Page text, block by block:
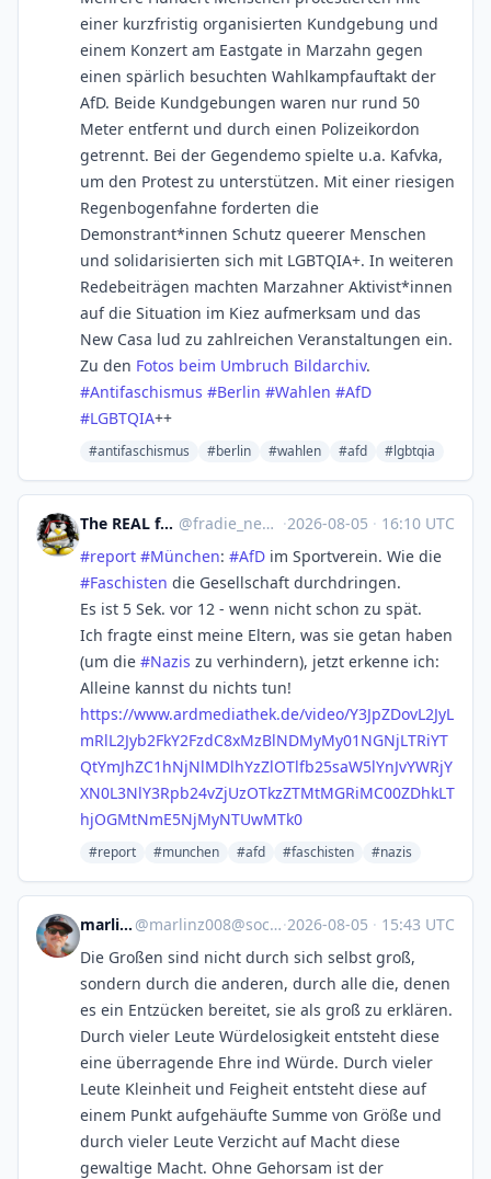
einer kurzfristig organisierten Kundgebung und
einem Konzert am Eastgate in Marzahn gegen
einen spärlich besuchten Wahlkampfauftakt der
AfD. Beide Kundgebungen waren nur rund 50
Meter entfernt und durch einen Polizeikordon
getrennt. Bei der Gegendemo spielte u.a. Kafvka,
um den Protest zu unterstützen. Mit einer riesigen
Regenbogenfahne forderten die
Demonstrant*innen Schutz queerer Menschen
und solidarisierten sich mit LGBTQIA+. In weiteren
Redebeiträgen machten Marzahner Aktivist*innen
auf die Situation im Kiez aufmerksam und das
New Casa lud zu zahlreichen Veranstaltungen ein.
Zu den Fotos beim Umbruch Bildarchiv.
#Antifaschismus #Berlin #Wahlen #AfD
#LGBTQIA++
#antifaschismus #berlin #wahlen #afd #lgbtqia
The REAL fradie 💚☕💻🤎🏳️‍🌈 @fradie_new@mastodon.social ·2026-08-05 · 16:10 UTC
#report #München: #AfD im Sportverein. Wie die
#Faschisten die Gesellschaft durchdringen.
Es ist 5 Sek. vor 12 - wenn nicht schon zu spät.
Ich fragte einst meine Eltern, was sie getan haben
(um die #Nazis zu verhindern), jetzt erkenne ich:
Alleine kannst du nichts tun!
https://www.ardmediathek.de/video/Y3JpZDovL2JyL
mRlL2Jyb2FkY2FzdC8xMzBlNDMyMy01NGNjLTRiYT
QtYmJhZC1hNjNlMDlhYzZlOTlfb25saW5lYnJvYWRjY
XN0L3NlY3Rpb24vZjUzOTkzZTMtMGRiMC00ZDhkLT
hjOGMtNmE5NjMyNTUwMTk0
#report #munchen #afd #faschisten #nazis
marlinz008 @marlinz008@social.tchncs.de ·2026-08-05 · 15:43 UTC
Die Großen sind nicht durch sich selbst groß,
sondern durch die anderen, durch alle die, denen
es ein Entzücken bereitet, sie als groß zu erklären.
Durch vieler Leute Würdelosigkeit entsteht diese
eine überragende Ehre ind Würde. Durch vieler
Leute Kleinheit und Feigheit entsteht diese auf
einem Punkt aufgehäufte Summe von Größe und
durch vieler Leute Verzicht auf Macht diese
gewaltige Macht. Ohne Gehorsam ist der